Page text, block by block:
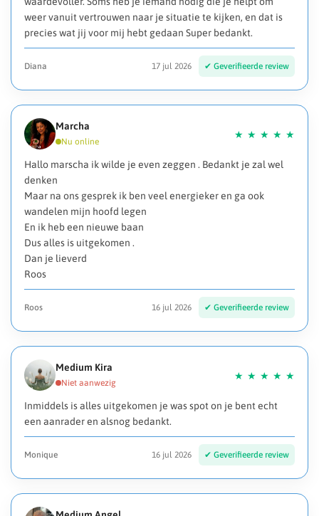
weer vanuit vertrouwen naar je situatie te kijken, en dat is
precies wat jij voor mij hebt gedaan Super bedankt.
Diana 17 jul 2026
Marcha
Hallo marscha ik wilde je even zeggen . Bedankt je zal wel
denken
Maar na ons gesprek ik ben veel energieker en ga ook
wandelen mijn hoofd legen
En ik heb een nieuwe baan
Dus alles is uitgekomen .
Dan je lieverd
Roos
Roos 16 jul 2026
Medium Kira
Inmiddels is alles uitgekomen je was spot on je bent echt
een aanrader en alsnog bedankt.
Monique 16 jul 2026